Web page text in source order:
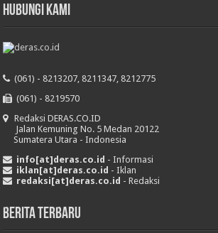
HUBUNGI KAMI
(061) - 8213207, 8211347, 8212775
(061) - 8219570
Redaksi DERAS.CO.ID
Jalan Kemuning No. 5 Medan 20122
Sumatera Utara - Indonesia
info[at]deras.co.id - Informasi
iklan[at]deras.co.id - Iklan
redaksi[at]deras.co.id - Redaksi
Berita Terbaru